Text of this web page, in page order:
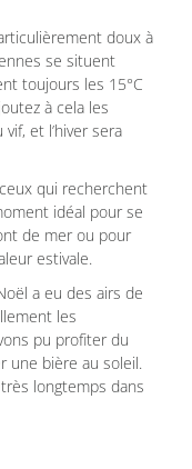
doux à
se situent
toujours les 15°C
à cela les
et l’hiver sera
qui recherchent
idéal pour se
de mer ou pour
estivale.
a eu des airs de
les
pu profiter du
une bière au soleil.
longtemps dans